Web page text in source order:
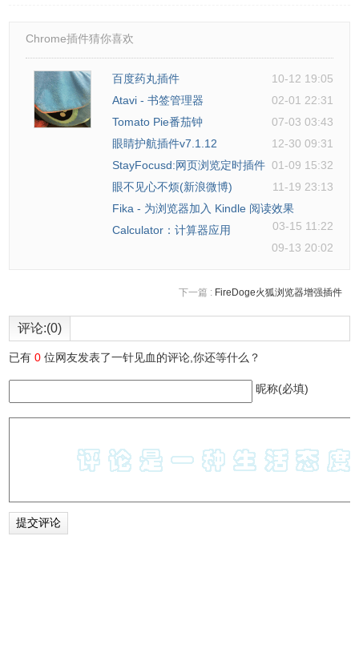
插件安装时出现"CRX-HEADER-INVALID"解决方法
好后即可使用。
3、插件安装后会出现在 浏览器右上方的插件栏中。
Chrome插件猜你喜欢
百度药丸插件
10-12 19:05
Atavi - 书签管理器
02-01 22:31
Tomato Pie番茄钟
07-03 03:43
眼睛护航插件v7.1.12
12-30 09:31
StayFocusd:网页浏览定时插件 01-09 15:32
眼不见心不烦(新浪微博)
11-19 23:13
Fika - 为浏览器加入 Kindle 阅读效果
03-15 11:22
Calculator：计算器应用
09-13 20:02
下一篇 : FireDoge火狐浏览器增强插件
评论:(0)
已有0 位网友发表了一针见血的评论,你还等什么？
昵称(必填)